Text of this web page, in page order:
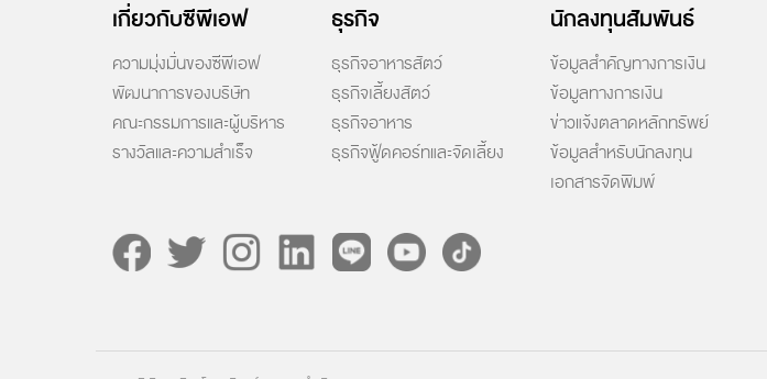
เกี่ยวกับซีพีเอฟ
ความมุ่งมั่นของซีพีเอฟ
พัฒนาการของบริษัท
คณะกรรมการและผู้บริหาร
รางวัลและความสำเร็จ
ธุรกิจ
ธุรกิจอาหารสัตว์
ธุรกิจเลี้ยงสัตว์
ธุรกิจอาหาร
ธุรกิจฟู้ดคอร์ทและจัดเลี้ยง
นักลงทุนสัมพันธ์
ข้อมูลสำคัญทางการเงิน
ข้อมูลทางการเงิน
ข่าวแจ้งตลาดหลักทรัพย์
ข้อมูลสำหรับนักลงทุน
เอกสารจัดพิมพ์